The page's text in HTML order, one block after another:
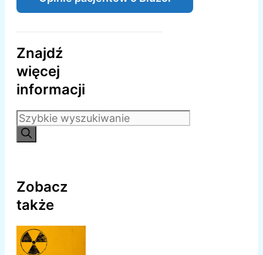
Znajdź
więcej
informacji
Szukaj:
Zobacz
także